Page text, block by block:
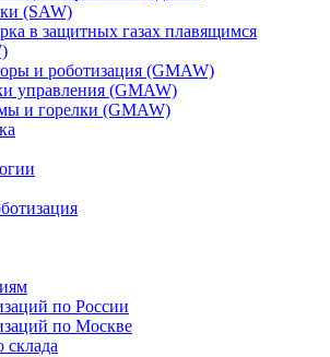
(SAW)
в защитных газах плавящимся
и роботизация (GMAW)
управления (GMAW)
и горелки (GMAW)
по России
по Москве